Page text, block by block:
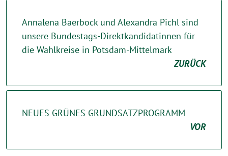
Annalena Baerbock und Alexandra Pichl sind
unsere Bundestags-Direktkandidatinnen für
die Wahlkreise in Potsdam-Mittelmark
ZURÜCK
NEUES GRÜNES GRUNDSATZPROGRAMM
VOR